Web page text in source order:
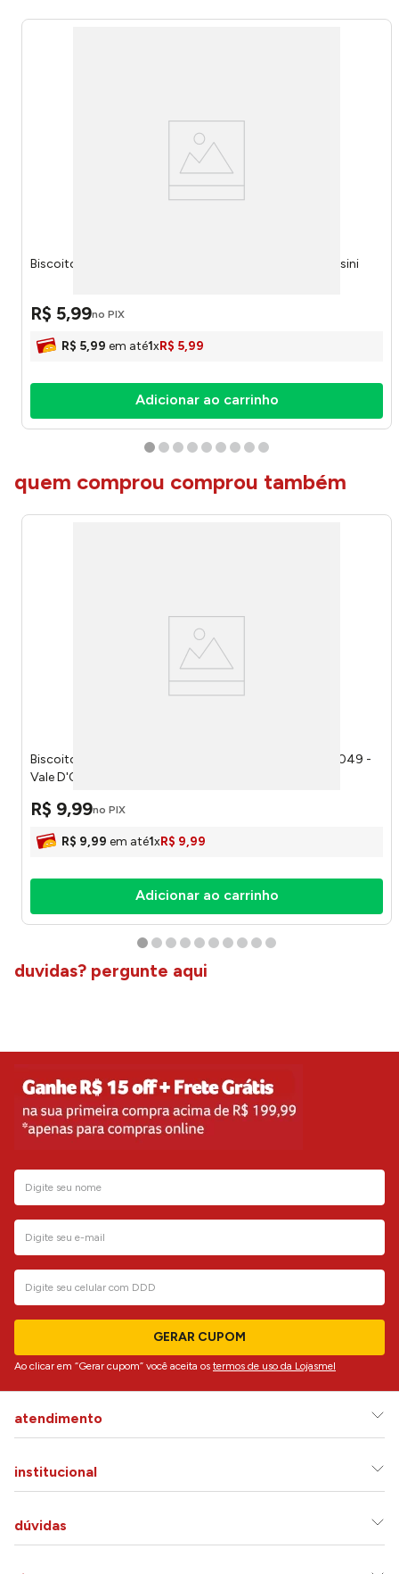
Biscoito de Polvilho Salgado Cebola E Salsa 80g - Cassini
R$ 5,99no PIX
R$ 5,99 em até1xR$ 5,99
Adicionar ao carrinho
quem comprou comprou também
Biscoito Fino Dueto Chocolate Preto e Branco 300g 7049 -
Vale D'Ouro
R$ 9,99no PIX
R$ 9,99 em até1xR$ 9,99
Adicionar ao carrinho
duvidas? pergunte aqui
GERAR CUPOM
Ao clicar em “Gerar cupom” você aceita os termos de uso da Lojasmel
atendimento
institucional
dúvidas